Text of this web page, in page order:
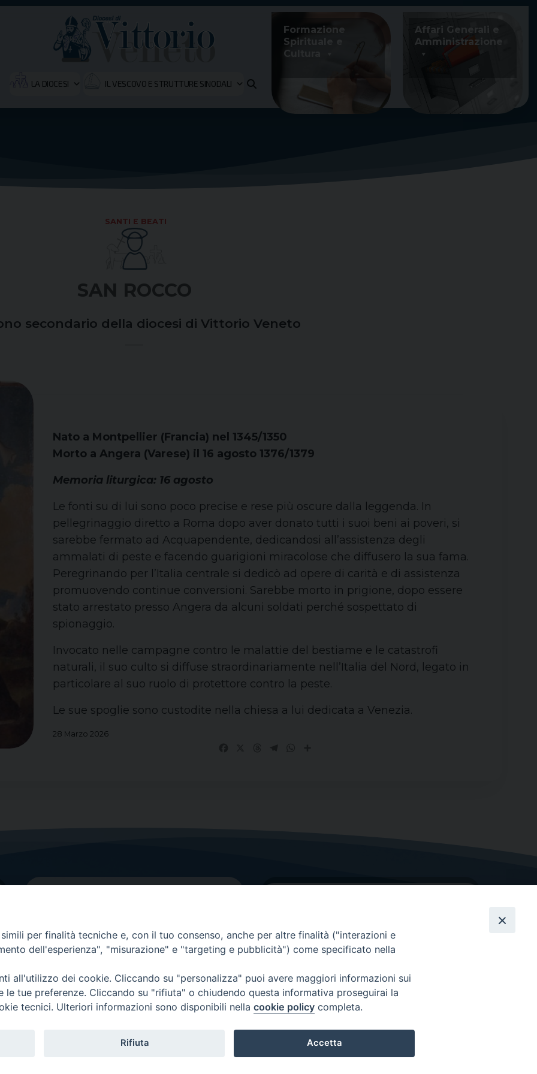
LA DIOCESI IL VESCOVO E STRUTTURE SINODALI
Formazione
Spirituale e
Cultura
Affari Generali e
Amministrazione
SANTI E BEATI
SAN ROCCO
secondario della diocesi di Vittorio Veneto
Nato a Montpellier (Francia) nel 1345/1350
Morto a Angera (Varese) il 16 agosto 1376/1379
Memoria liturgica: 16 agosto
Le fonti su di lui sono poco precise e rese più oscure dalla leggenda. In
pellegrinaggio diretto a Roma dopo aver donato tutti i suoi beni ai poveri, si
sarebbe fermato ad Acquapendente, dedicandosi all’assistenza degli
ammalati di peste e facendo guarigioni miracolose che diffusero la sua fama.
Peregrinando per l’Italia centrale si dedicò ad opere di carità e di assistenza
promuovendo continue conversioni. Sarebbe morto in prigione, dopo essere
stato arrestato presso Angera da alcuni soldati perché sospettato di
spionaggio.
Invocato nelle campagne contro le malattie del bestiame e le catastrofi
naturali, il suo culto si diffuse straordinariamente nell’Italia del Nord, legato in
particolare al suo ruolo di protettore contro la peste.
Le sue spoglie sono custodite nella chiesa a lui dedicata a Venezia.
28 Marzo 2026
Contatti principali
Tel.0438 9481| fax0438 948214
EMAIL GENERALE
GRAZIE PER IL TUO AIUTO
Insieme per la Diocesi
per finalità tecniche e, con il tuo consenso, anche per altre finalità ("interazioni e
dell'esperienza", "misurazione" e "targeting e pubblicità") come specificato nella
all'utilizzo dei cookie. Cliccando su "personalizza" puoi avere maggiori informazioni sui
le tue preferenze. Cliccando su "rifiuta" o chiudendo questa informativa proseguirai la
tecnici. Ulteriori informazioni sono disponibili nella cookie policy completa.
Rifiuta Accetta